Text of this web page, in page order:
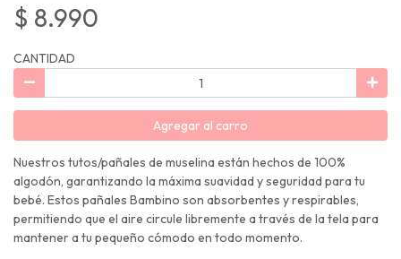
$ 8.990
CANTIDAD
Agregar al carro
Nuestros tutos/pañales de muselina están hechos de 100%
algodón, garantizando la máxima suavidad y seguridad para tu
bebé. Estos pañales Bambino son absorbentes y respirables,
permitiendo que el aire circule libremente a través de la tela para
mantener a tu pequeño cómodo en todo momento.